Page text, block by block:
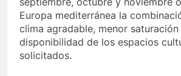
Europa mediterránea la
clima agradable, menor
disponibilidad de los espacios
solicitados.